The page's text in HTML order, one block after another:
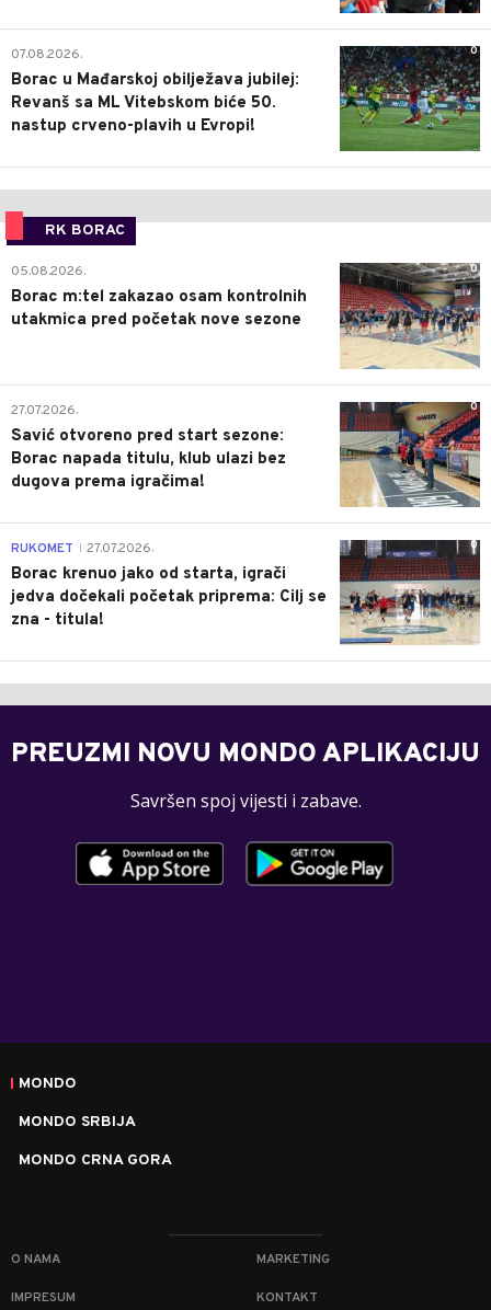
0
07.08.2026.
Borac u Mađarskoj obilježava jubilej:
Revanš sa ML Vitebskom biće 50.
nastup crveno-plavih u Evropi!
RK BORAC
0
05.08.2026.
Borac m:tel zakazao osam kontrolnih
utakmica pred početak nove sezone
0
27.07.2026.
Savić otvoreno pred start sezone:
Borac napada titulu, klub ulazi bez
dugova prema igračima!
0
RUKOMET 27.07.2026.
Borac krenuo jako od starta, igrači
jedva dočekali početak priprema: Cilj se
zna - titula!
PREUZMI NOVU MONDO APLIKACIJU
Savršen spoj vijesti i zabave.
MONDO
MONDO SRBIJA
MONDO CRNA GORA
O NAMA MARKETING
IMPRESUM KONTAKT